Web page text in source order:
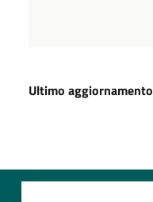
Ultimo aggiornamento